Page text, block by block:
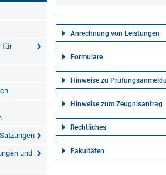
für
und
Anrechnung von Leistungen
Formulare
Hinweise zu
Hinweise zum Zeugnisantrag
Rechtliches
Fakultäten